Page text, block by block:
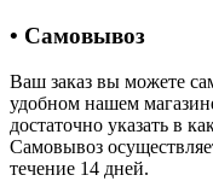
• Самовывоз
Ваш заказ вы можете
удобном нашем
достаточно указать в
Самовывоз
течение 14 дней.